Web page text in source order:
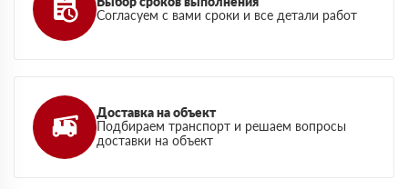
Согласуем с вами сроки и все детали работ
Доставка на объект
Подбираем транспорт и решаем вопросы
доставки на объект